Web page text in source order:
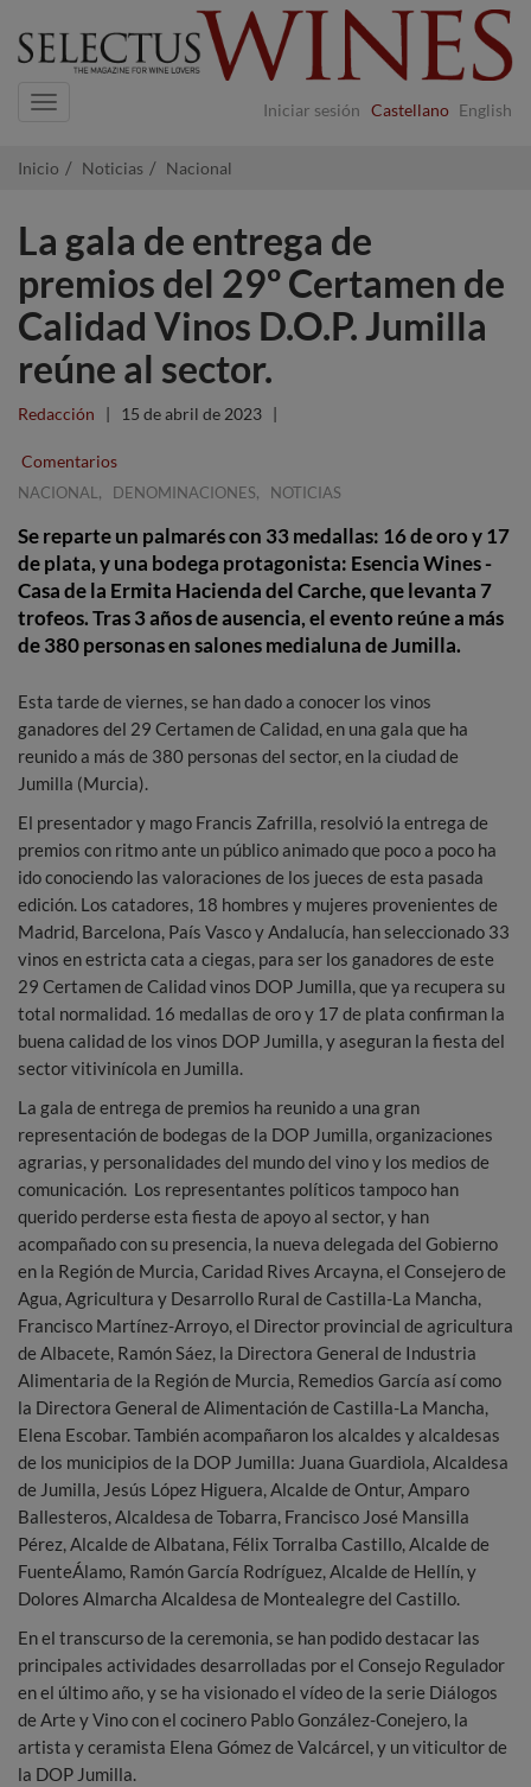
Iniciar sesión Castellano English
Navigation
Inicio Noticias Nacional
La gala de entrega de
premios del 29º Certamen de
Calidad Vinos D.O.P. Jumilla
reúne al sector.
Redacción | 15 de abril de 2023 |
Comentarios
NACIONAL , DENOMINACIONES, NOTICIAS
Se reparte un palmarés con 33 medallas: 16 de oro y 17
de plata, y una bodega protagonista: Esencia Wines -
Casa de la Ermita Hacienda del Carche, que levanta 7
trofeos. Tras 3 años de ausencia, el evento reúne a más
de 380 personas en salones medialuna de Jumilla.
Esta tarde de viernes, se han dado a conocer los vinos
ganadores del 29 Certamen de Calidad, en una gala que ha
reunido a más de 380 personas del sector, en la ciudad de
Jumilla (Murcia).
El presentador y mago Francis Zafrilla, resolvió la entrega de
premios con ritmo ante un público animado que poco a poco ha
ido conociendo las valoraciones de los jueces de esta pasada
edición. Los catadores, 18 hombres y mujeres provenientes de
Madrid, Barcelona, País Vasco y Andalucía, han seleccionado 33
vinos en estricta cata a ciegas, para ser los ganadores de este
29 Certamen de Calidad vinos DOP Jumilla, que ya recupera su
total normalidad. 16 medallas de oro y 17 de plata confirman la
buena calidad de los vinos DOP Jumilla, y aseguran la fiesta del
sector vitivinícola en Jumilla.
La gala de entrega de premios ha reunido a una gran
representación de bodegas de la DOP Jumilla, organizaciones
agrarias, y personalidades del mundo del vino y los medios de
comunicación. Los representantes políticos tampoco han
querido perderse esta fiesta de apoyo al sector, y han
acompañado con su presencia, la nueva delegada del Gobierno
en la Región de Murcia, Caridad Rives Arcayna, el Consejero de
Agua, Agricultura y Desarrollo Rural de Castilla-La Mancha,
Francisco Martínez-Arroyo, el Director provincial de agricultura
de Albacete, Ramón Sáez, la Directora General de Industria
Alimentaria de la Región de Murcia, Remedios García así como
la Directora General de Alimentación de Castilla-La Mancha,
Elena Escobar. También acompañaron los alcaldes y alcaldesas
de los municipios de la DOP Jumilla: Juana Guardiola, Alcaldesa
de Jumilla, Jesús López Higuera, Alcalde de Ontur, Amparo
Ballesteros, Alcaldesa de Tobarra, Francisco José Mansilla
Pérez, Alcalde de Albatana, Félix Torralba Castillo, Alcalde de
FuenteÁlamo, Ramón García Rodríguez, Alcalde de Hellín, y
Dolores Almarcha Alcaldesa de Montealegre del Castillo.
En el transcurso de la ceremonia, se han podido destacar las
principales actividades desarrolladas por el Consejo Regulador
en el último año, y se ha visionado el vídeo de la serie Diálogos
de Arte y Vino con el cocinero Pablo González-Conejero, la
artista y ceramista Elena Gómez de Valcárcel, y un viticultor de
la DOP Jumilla.